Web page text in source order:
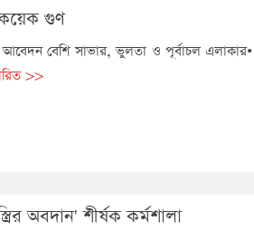
কয়েক গুণ
বেশি সাভার, ভুলতা ও পূর্বাচল এলাকার•
>>
অবদান' শীর্ষক কর্মশালা